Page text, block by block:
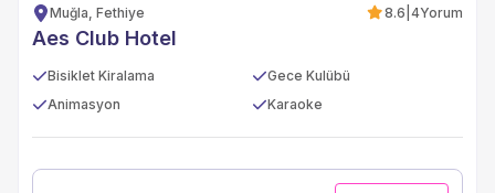
Muğla, Fethiye 8.6 4Yorum
Aes Club Hotel
Bisiklet Kiralama
Gece Kulübü
Animasyon
Karaoke